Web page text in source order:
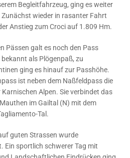
Begleitfahrzeug, ging es weiter
Zunächst wieder in rasanter Fahrt
Anstieg zum Croci auf 1.809 Hm.
Pässen galt es noch den Pass
bekannt als Plögenpaß, zu
ging es hinauf zur Passhöhe.
ist neben dem Naßfeldpass die
Alpen. Sie verbindet das
im Gailtal (N) mit dem
Tal.
guten Strassen wurde
Ein sportlich schwerer Tag mit